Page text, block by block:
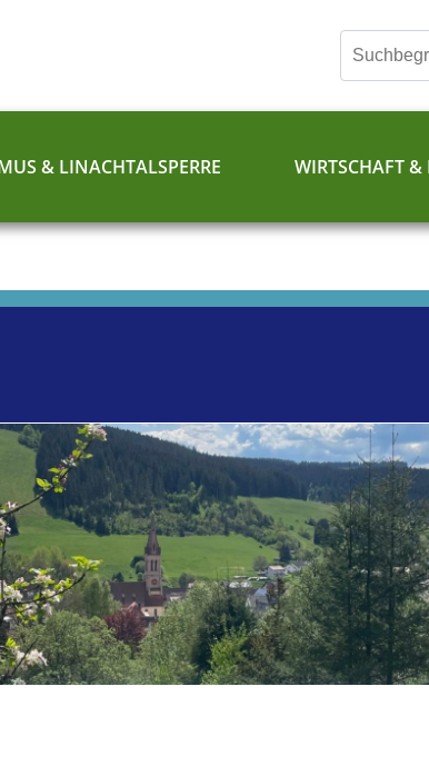
& LINACHTALSPERRE WIRTSCHAFT &